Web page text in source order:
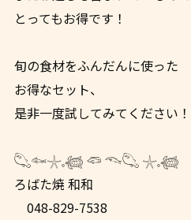
とってもお得です！
旬の食材をふんだんに使った
お得なセット、
是非一度試してみてください！
𓆡𓆜𓇼𓈒𓆉 𓆛 𓆞𓆡 𓇼𓈒𓆉
ろばた焼 和和
048-829-7538